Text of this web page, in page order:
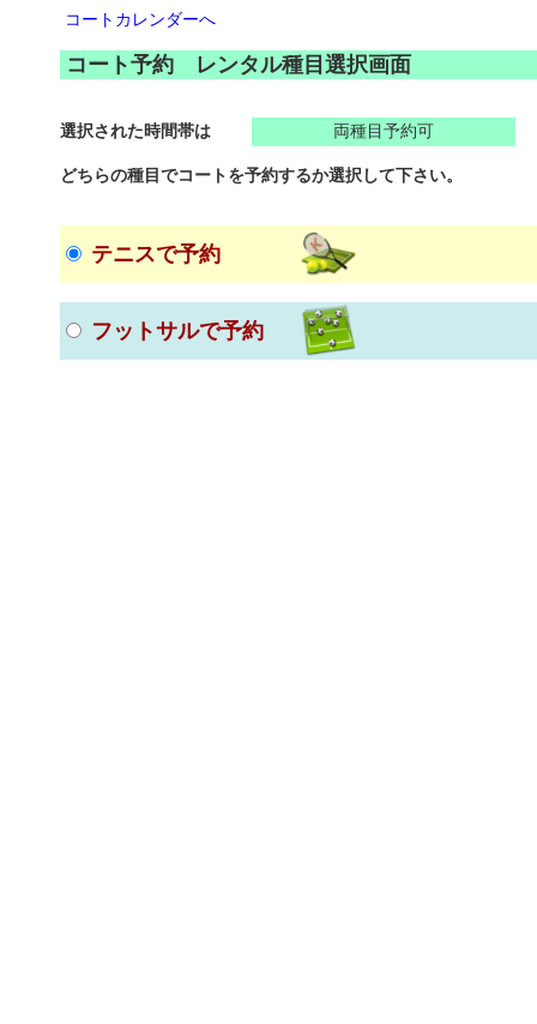
コートカレンダーへ
コート予約 レンタル種目選択画面
選択された時間帯は 両種目予約可
どちらの種目でコートを予約するか選択して下さい。
テニスで予約
フットサルで予約